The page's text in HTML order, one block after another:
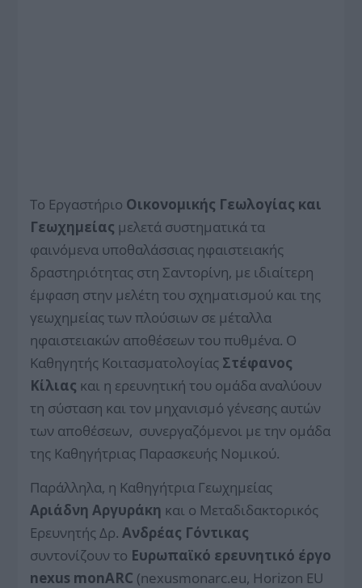
Το Εργαστήριο Οικονομικής Γεωλογίας και
Γεωχημείας μελετά συστηματικά τα
φαινόμενα υποθαλάσσιας ηφαιστειακής
δραστηριότητας στη Σαντορίνη, με ιδιαίτερη
έμφαση στην μελέτη του σχηματισμού και της
γεωχημείας των πλούσιων σε μέταλλα
ηφαιστειακών αποθέσεων του πυθμένα. Ο
Καθηγητής Κοιτασματολογίας Στέφανος
Κίλιας και η ερευνητική του ομάδα αναλύουν
τη σύσταση και τον μηχανισμό γένεσης αυτών
των αποθέσεων, συνεργαζόμενοι με την ομάδα
της Καθηγήτριας Παρασκευής Νομικού.
Παράλληλα, η Καθηγήτρια Γεωχημείας
Αριάδνη Αργυράκη και ο Μεταδιδακτορικός
Ερευνητής Δρ.Ανδρέας Γόντικας
συντονίζουν το Ευρωπαϊκό ερευνητικό έργο
nexus monARC (nexusmonarc.eu, Horizon EU